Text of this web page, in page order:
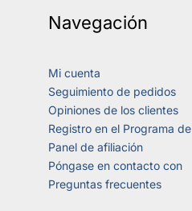
Navegación
Mi cuenta
Seguimiento de pedidos
Opiniones de los clientes
Registro en el Programa
Panel de afiliación
Póngase en contacto con
Preguntas frecuentes